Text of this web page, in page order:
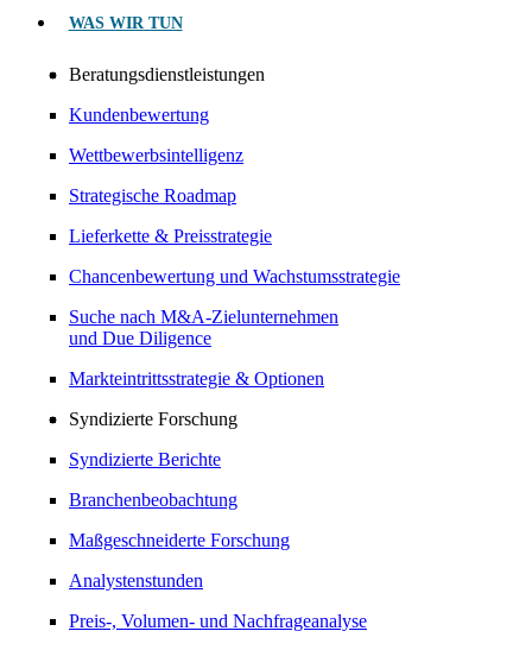
WAS WIR TUN
Beratungsdienstleistungen
Kundenbewertung
Wettbewerbsintelligenz
Strategische Roadmap
Lieferkette & Preisstrategie
Chancenbewertung und Wachstumsstrategie
Suche nach M&A-Zielunternehmen
und Due Diligence
Markteintrittsstrategie & Optionen
Syndizierte Forschung
Syndizierte Berichte
Branchenbeobachtung
Maßgeschneiderte Forschung
Analystenstunden
Preis-, Volumen- und Nachfrageanalyse